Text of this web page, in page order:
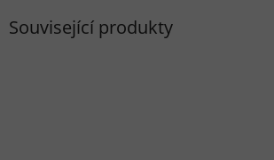
Související produkty